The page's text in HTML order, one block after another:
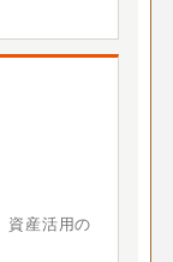
資産活用の